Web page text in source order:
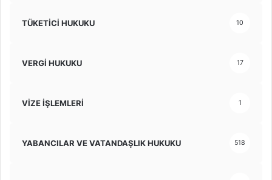
TÜKETİCİ HUKUKU 10
VERGİ HUKUKU 17
VİZE İŞLEMLERİ 1
YABANCILAR VE VATANDAŞLIK HUKUKU 518